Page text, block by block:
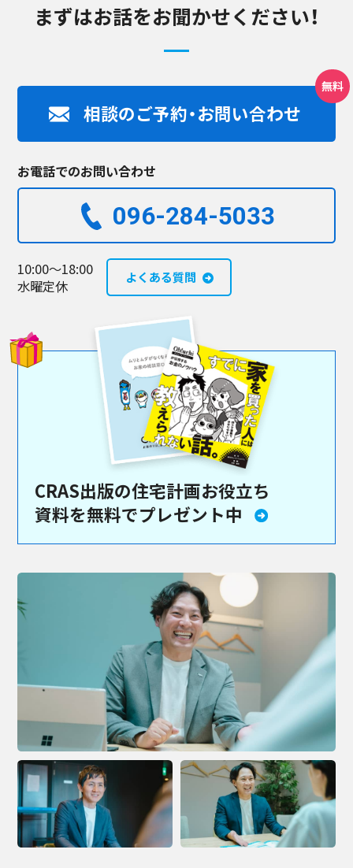
まずはお話をお聞かせください！
相談のご予約・お問い合わせ
お電話でのお問い合わせ
096-284-5033​
10:00～18:00
水曜定休
よくある質問
CRAS出版の住宅計画お役立ち
資料を無料でプレゼント中